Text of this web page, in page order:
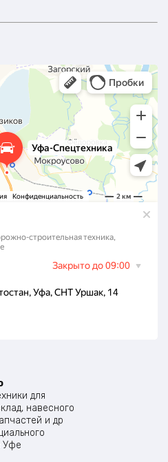
для
навесного
и др
Уфе